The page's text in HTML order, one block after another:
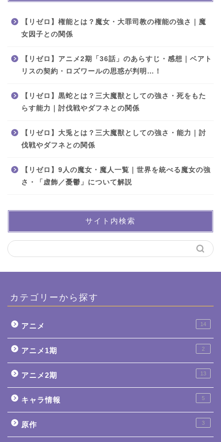
【リゼロ】権能とは？魔女・大罪司教の権能の強さ｜魔
女因子との関係
【リゼロ】アニメ2期「36話」のあらすじ・感想｜ベアト
リスの契約・ロズワールの思惑が判明…！
【リゼロ】黒蛇とは？三大魔獣としての強さ・死をもた
らす能力｜討伐戦やダフネとの関係
【リゼロ】大兎とは？三大魔獣としての強さ・能力｜討
伐戦やダフネとの関係
【リゼロ】9人の魔女・魔人一覧｜世界を統べる魔女の強
さ・「虚飾／憂鬱」について解説
サイト内検索
カテゴリーから探す
アニメ 14
アニメ1期 2
アニメ2期 13
キャラ情報 5
原作 3